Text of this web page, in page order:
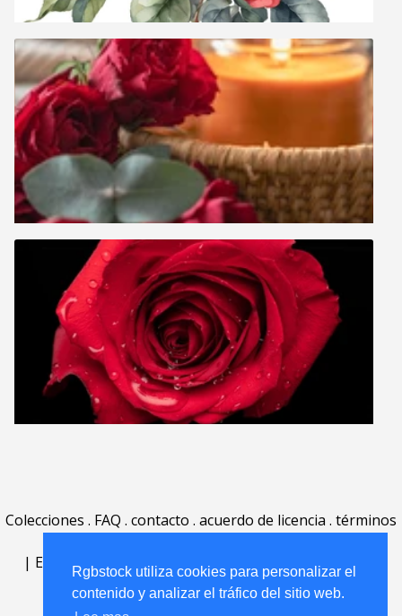
Rgbstock utiliza cookies para personalizar el
contenido y analizar el tráfico del sitio web.
Colecciones . FAQ . contacto . acuerdo de licencia . términos
| English | Deutsch| Español Português
Nederlands|